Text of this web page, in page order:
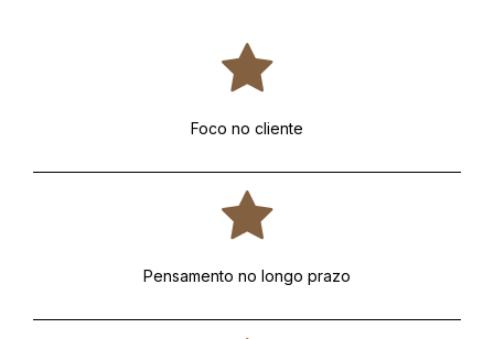
Foco no cliente
Pensamento no longo prazo